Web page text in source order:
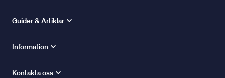
Guider & Artiklar
Information
Kontakta oss